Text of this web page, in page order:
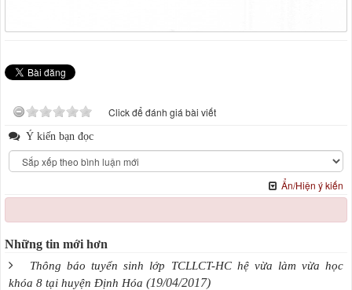
Click để đánh giá bài viết
Ý kiến bạn đọc
Ẩn/Hiện ý kiến
Những tin mới hơn
Thông báo tuyển sinh lớp TCLLCT-HC hệ vừa làm vừa học
khóa 8 tại huyện Định Hóa (19/04/2017)